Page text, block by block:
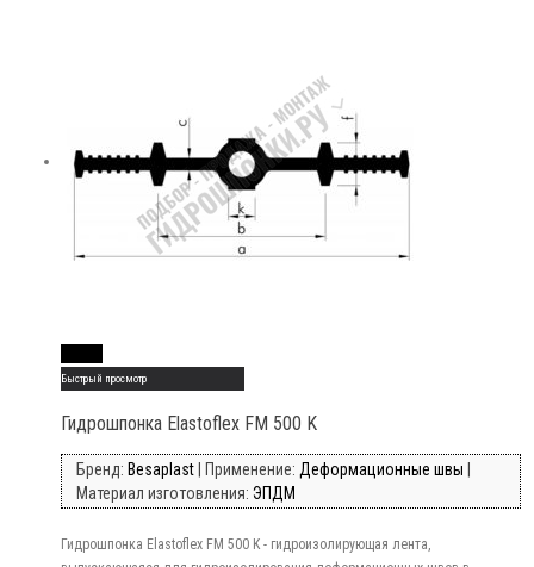
Быстрый просмотр
Гидрошпонка Elastoflex FM 500 K
Бренд: Besaplast| Применение: Деформационные швы |
Материал изготовления: ЭПДМ
Гидрошпонка Elastoflex FM 500 K - гидроизолирующая лента,